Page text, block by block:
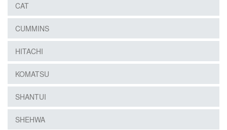
CAT
CUMMINS
HITACHI
KOMATSU
SHANTUI
SHEHWA